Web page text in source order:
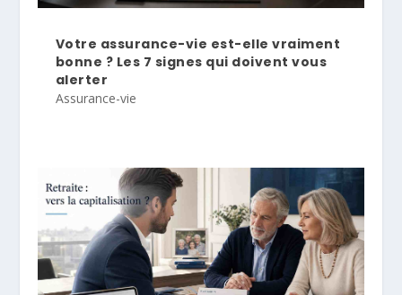
Votre assurance-vie est-elle vraiment
bonne ? Les 7 signes qui doivent vous
alerter
Assurance-vie